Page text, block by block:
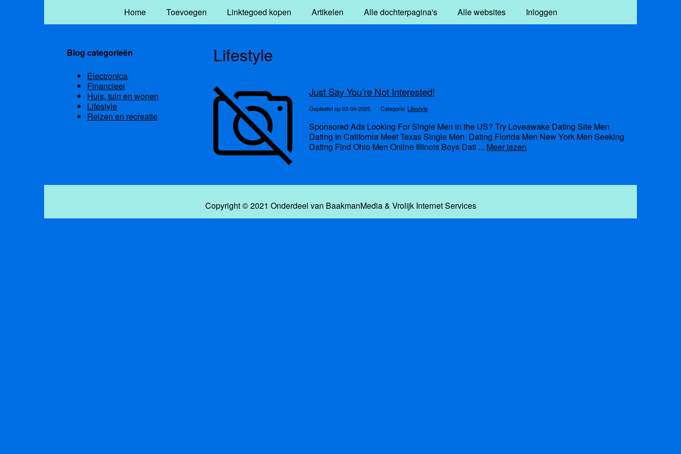
Home Toevoegen Linktegoed kopen Artikelen Alle dochterpagina's Alle websites Inloggen
Lifestyle
Just Say You’re Not Interested!
Geplaatst op 03-04-2025 Categorie:Lifestyle
Sponsored Ads Looking For Single Men in the US? Try Loveawake Dating Site Men
Dating In California Meet Texas Single Men Dating Florida Men New York Men Seeking
Dating Find Ohio Men Online Illinois Boys Dati ... Meer lezen
Blog categorieën
Electronica
Financieel
Huis, tuin en wonen
Lifestyle
Reizen en recreatie
Copyright © 2021 Onderdeel van BaakmanMedia& Vrolijk Internet Services